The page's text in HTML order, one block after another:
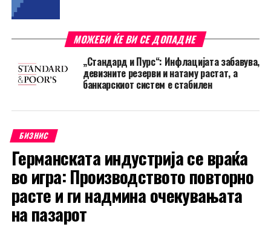
МОЖЕБИ ЌЕ ВИ СЕ ДОПАДНЕ
„Стандард и Пурс“: Инфлацијата забавува,
девизните резерви и натаму растат, а
банкарскиот систем е стабилен
БИЗНИС
Германската индустрија се враќа
во игра: Производството повторно
расте и ги надмина очекувањата
на пазарот